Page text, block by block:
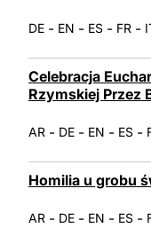
DE - EN - ES - FR -
Celebracja
Rzymskiej Przez
AR - DE - EN - ES -
Homilia u grobu
AR - DE - EN - ES -